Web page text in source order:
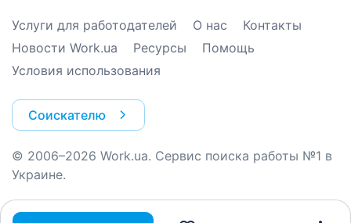
Услуги для работодателей О нас
Контакты
Новости Work.ua
Ресурсы
Помощь
Условия использования
Соискателю
© 2006–2026 Work.ua. Сервис поиска работы №1 в
Украине.